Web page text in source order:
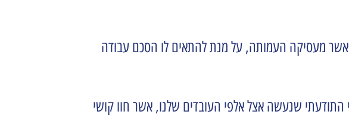
אשר מעסיקה העמותה, על מנת להתאים לו הסכם עבודה
התודעתי שנעשה אצל אלפי העובדים שלנו, אשר חוו קושי